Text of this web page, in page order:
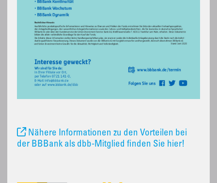
Nähere Informationen zu den Vorteilen bei
der BBBank als dbb-Mitglied finden Sie hier!